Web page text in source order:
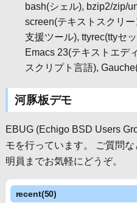
bash(シェル), bzip2/zip/
screen(テキストスクリ
支援ツール), ttyrec(ttyセ
Emacs 23(テキストエデ
スクリプト言語),
河豚板デモ
EBUG (Echigo BSD Users
モを行っています。 ご質問
明員までお気軽にどうぞ。
recent(50)